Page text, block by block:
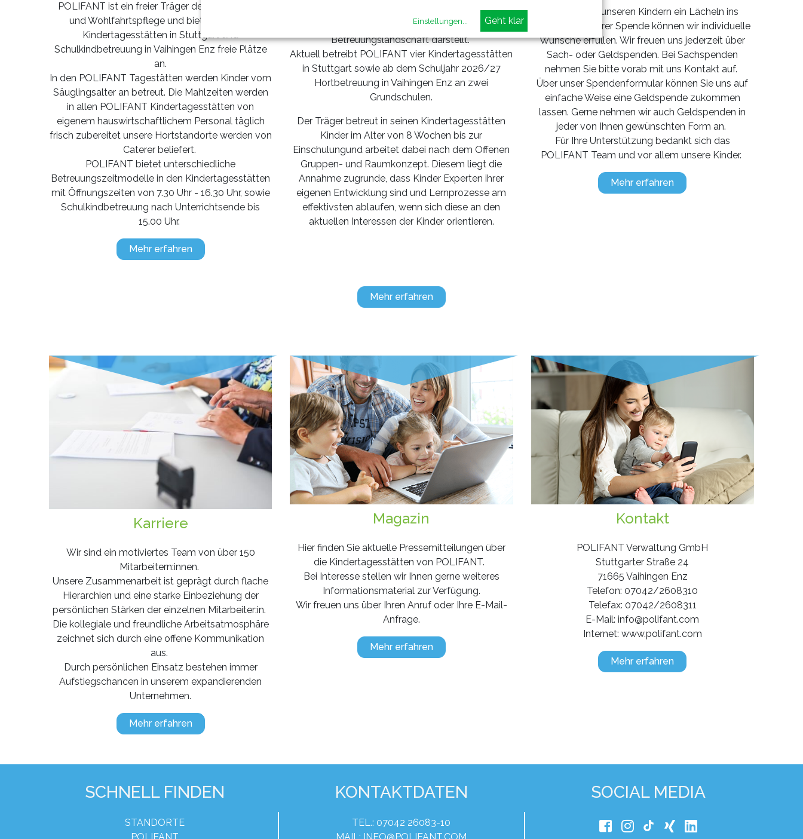
POLIFANT ist ein freier Träger der Jugendhilfe-
und Wohlfahrtspflege und bietet in seinen
Kindertagesstätten in Stuttgart und
Schulkindbetreuung in Vaihingen Enz freie Plätze
an.
In den POLIFANT Tagestätten werden Kinder vom
Säuglingsalter an betreut. Die Mahlzeiten werden
in allen POLIFANT Kindertagesstätten von
eigenem hauswirtschaftlichem Personal täglich
frisch zubereitet unsere Hortstandorte werden von
Caterer beliefert.
POLIFANT bietet unterschiedliche
Betreuungszeitmodelle in den Kindertagesstätten
mit Öffnungszeiten von 7.30 Uhr - 16.30 Uhr, sowie
Schulkindbetreuung nach Unterrichtsende bis
15.00 Uhr.
Mehr erfahren
POLIFANT ist ein freier Träger, der seit 1999 einen
festen Bestandteil der Stuttgarter
Betreuungslandschaft darstellt.
Aktuell betreibt POLIFANT vier Kindertagesstätten
in Stuttgart sowie ab dem Schuljahr 2026/27
Hortbetreuung in Vaihingen Enz an zwei
Grundschulen.
Der Träger betreut in seinen Kindertagesstätten
Kinder im Alter von 8 Wochen bis zur
Einschulungund arbeitet dabei nach dem Offenen
Gruppen- und Raumkonzept. Diesem liegt die
Annahme zugrunde, dass Kinder Experten ihrer
eigenen Entwicklung sind und Lernprozesse am
effektivsten ablaufen, wenn sich diese an den
aktuellen Interessen der Kinder orientieren.
Mehr erfahren
Zaubern Sie unseren Kindern ein Lächeln ins
Gesicht - mit Ihrer Spende können wir individuelle
Wünsche erfüllen. Wir freuen uns jederzeit über
Sach- oder Geldspenden. Bei Sachspenden
nehmen Sie bitte vorab mit uns Kontakt auf.
Über unser Spendenformular können Sie uns auf
einfache Weise eine Geldspende zukommen
lassen. Gerne nehmen wir auch Geldspenden in
jeder von Ihnen gewünschten Form an.
Für Ihre Unterstützung bedankt sich das
POLIFANT Team und vor allem unsere Kinder.
Mehr erfahren
Karriere
Wir sind ein motiviertes Team von über 150
Mitarbeitern:innen.
Unsere Zusammenarbeit ist geprägt durch flache
Hierarchien und eine starke Einbeziehung der
persönlichen Stärken der einzelnen Mitarbeiter:in.
Die kollegiale und freundliche Arbeitsatmosphäre
zeichnet sich durch eine offene Kommunikation
aus.
Durch persönlichen Einsatz bestehen immer
Aufstiegschancen in unserem expandierenden
Unternehmen.
Mehr erfahren
Magazin
Hier finden Sie aktuelle Pressemitteilungen über
die Kindertagesstätten von POLIFANT.
Bei Interesse stellen wir Ihnen gerne weiteres
Informationsmaterial zur Verfügung.
Wir freuen uns über Ihren Anruf oder Ihre E-Mail-
Anfrage.
Mehr erfahren
Kontakt
POLIFANT Verwaltung GmbH
Stuttgarter Straße 24
71665 Vaihingen Enz
Telefon: 07042/2608310
Telefax: 07042/2608311
E-Mail: info@polifant.com
Internet: www.polifant.com
Mehr erfahren
SCHNELL FINDEN
STANDORTE
KONTAKTDATEN
TEL.: 07042 26083-10
SOCIAL MEDIA
Einstellungen